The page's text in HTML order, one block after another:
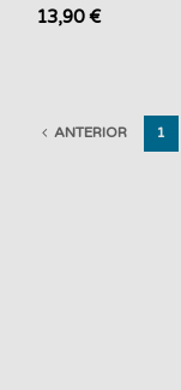
13,90 €
ANTERIOR 1